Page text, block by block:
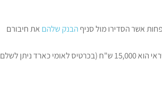
אשר הסדירו מול סניףהבנק שלהם את חיבורם
המשלמים בכרטיסי אשראי, כאשר סכום התשלום המרבי בכרטיסי אשראי הוא 15,000 ש"ח (בכרטיס לאומי כארד ניתן לשלם